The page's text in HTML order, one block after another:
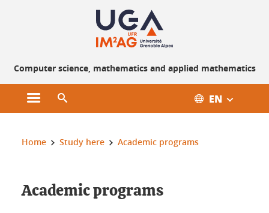
Computer science, mathematics and applied mathematics
Open the main menu EN
You are here:
Home Study here Academic programs
Academic programs